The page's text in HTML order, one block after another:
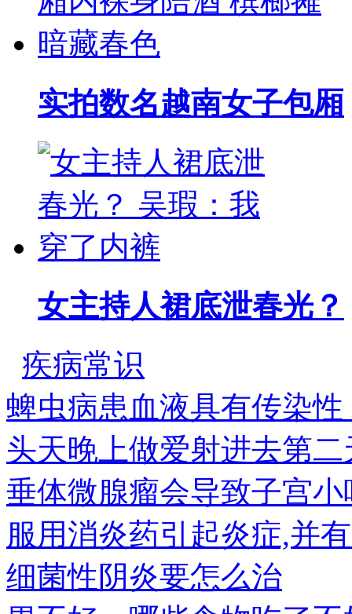
实拍数名越南女子包厢
女主持人裙底泄春光？
疾病常识
蜱虫病患血液具有传染
头天晚上做爱射进去第
垂体微腺瘤会导致子宫小
服用消炎药引起炎症,并
细菌性阴炎要怎么治